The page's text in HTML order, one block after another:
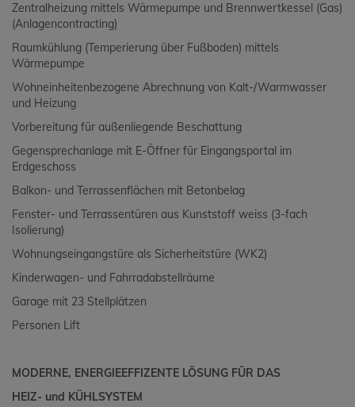
Zentralheizung mittels Wärmepumpe und Brennwertkessel (Gas)
(Anlagencontracting)
Raumkühlung (Temperierung über Fußboden) mittels
Wärmepumpe
Wohneinheitenbezogene Abrechnung von Kalt-/Warmwasser
und Heizung
Vorbereitung für außenliegende Beschattung
Gegensprechanlage mit E-Öffner für Eingangsportal im
Erdgeschoss
Balkon- und Terrassenflächen mit Betonbelag
Fenster- und Terrassentüren aus Kunststoff weiss (3-fach
Isolierung)
Wohnungseingangstüre als Sicherheitstüre (WK2)
Kinderwagen- und Fahrradabstellräume
Garage mit 23 Stellplätzen
Personen Lift
MODERNE, ENERGIEEFFIZENTE LÖSUNG FÜR DAS
HEIZ- und KÜHLSYSTEM